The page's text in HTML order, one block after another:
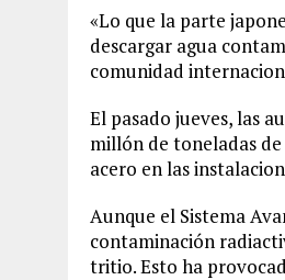
«Lo que la parte
descargar agua
comunidad
El pasado jueves, las
millón de toneladas de
acero en las
Aunque el Sistema
contaminación
tritio. Esto ha